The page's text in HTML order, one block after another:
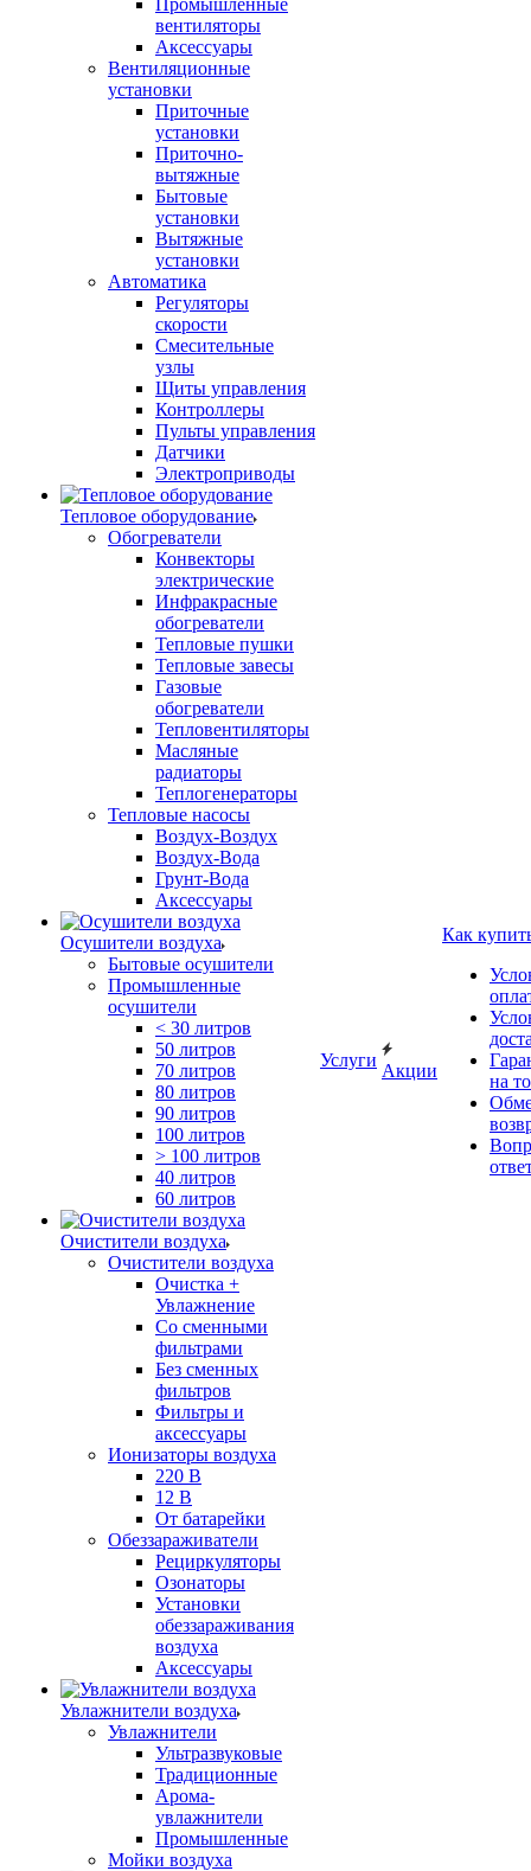
Промышленные
вентиляторы
Аксессуары
Вентиляционные
установки
Приточные
установки
Приточно-
вытяжные
Бытовые
установки
Вытяжные
установки
Автоматика
Регуляторы
скорости
Смесительные
узлы
Щиты управления
Контроллеры
Пульты управления
Датчики
Электроприводы
Тепловое оборудование
Обогреватели
Конвекторы
электрические
Инфракрасные
обогреватели
Тепловые пушки
Тепловые завесы
Газовые
обогреватели
Тепловентиляторы
Масляные
радиаторы
Теплогенераторы
Тепловые насосы
Воздух-Воздух
Воздух-Вода
Грунт-Вода
Аксессуары
Осушители воздуха
Бытовые осушители
Промышленные
осушители
< 30 литров
50 литров
70 литров
80 литров
90 литров
100 литров
> 100 литров
40 литров
60 литров
Очистители воздуха
Очистители воздуха
Очистка +
Увлажнение
Cо сменными
фильтрами
Без сменных
фильтров
Фильтры и
аксессуары
Ионизаторы воздуха
220 В
12 В
От батарейки
Обеззараживатели
Рециркуляторы
Озонаторы
Установки
обеззараживания
воздуха
Аксессуары
Увлажнители воздуха
Увлажнители
Ультразвуковые
Традиционные
Арома-
увлажнители
Промышленные
Мойки воздуха
Услуги
Акции
Как
на